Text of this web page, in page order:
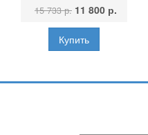
15 733 р. 11 800 р.